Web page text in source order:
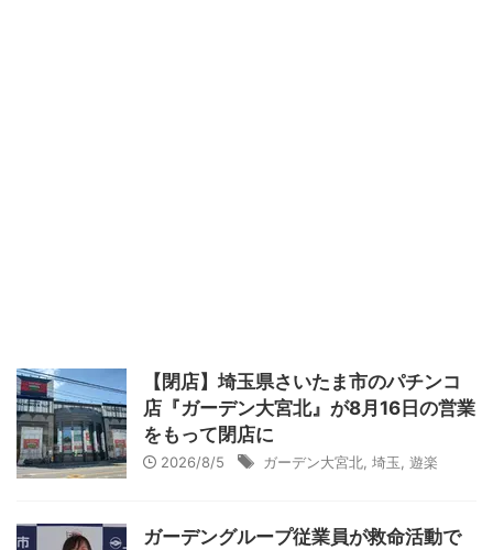
【閉店】埼玉県さいたま市のパチンコ
店『ガーデン大宮北』が8月16日の営業
をもって閉店に
2026/8/5 ガーデン大宮北 埼玉 遊楽
ガーデングループ従業員が救命活動で